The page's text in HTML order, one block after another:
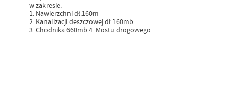
w zakresie:
1. Nawierzchni dł.160m
2. Kanalizacji deszczowej dł.160mb
3. Chodnika 660mb 4. Mostu drogowego